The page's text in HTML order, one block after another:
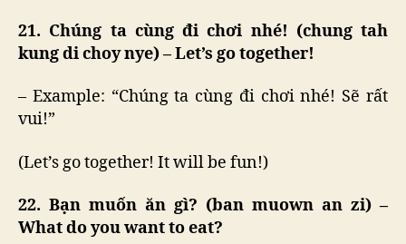
21. Chúng ta cùng đi chơi nhé! (chung tah
kung di choy nye) – Let’s go together!
– Example: “Chúng ta cùng đi chơi nhé! Sẽ rất
vui!”
(Let’s go together! It will be fun!)
22. Bạn muốn ăn gì? (ban muown an zi) –
What do you want to eat?